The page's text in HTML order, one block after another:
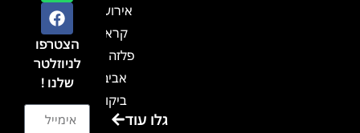
אירועים
קראון
פלזה תל
אביב-
ביקור
בכנסגלו עוד
הצטרפו
לניוזלטר
שלנו !